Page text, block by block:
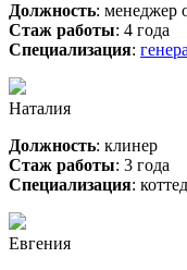
Должность: менеджер
Стаж работы: 4 года
Специализация:
Наталия
Должность: клинер
Стаж работы: 3 года
Специализация:
Евгения